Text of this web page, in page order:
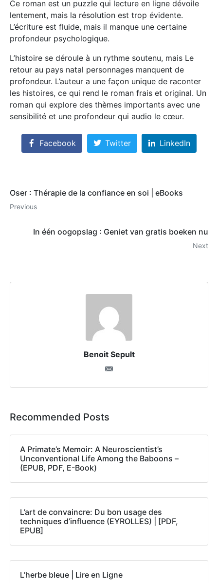
Ce roman est un puzzle qui lecture en ligne dévoile
lentement, mais la résolution est trop évidente.
L’écriture est fluide, mais il manque une certaine
profondeur psychologique.
L’histoire se déroule à un rythme soutenu, mais Le
retour au pays natal personnages manquent de
profondeur. L’auteur a une façon unique de raconter
les histoires, ce qui rend le roman frais et original. Un
roman qui explore des thèmes importants avec une
sensibilité et une profondeur qui audio le cœur.
Facebook Twitter LinkedIn
Oser : Thérapie de la confiance en soi | eBooks
Previous
In één oogopslag : Geniet van gratis boeken nu
Next
Benoit Sepult
Recommended Posts
A Primate’s Memoir: A Neuroscientist’s
Unconventional Life Among the Baboons –
(EPUB, PDF, E-Book)
L’art de convaincre: Du bon usage des
techniques d’influence (EYROLLES) | [PDF,
EPUB]
L’herbe bleue | Lire en Ligne